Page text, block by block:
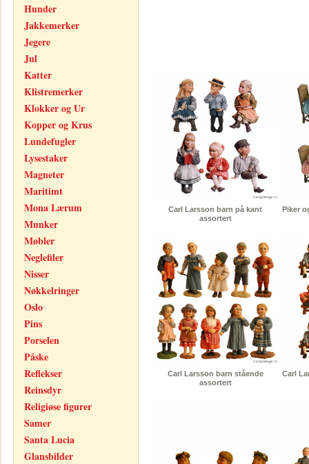
Hunder
Jakkemerker
Jegere
Jul
Katter
Klistremerker
Klokker og Ur
Kopper og Krus
Lundefugler
Lysestaker
Magneter
Maritimt
Mona Lærum
Munker
Møbler
Neglefiler
Nisser
Nøkkelringer
Oslo
Pins
Porselen
Påske
Reflekser
Reinsdyr
Religiøse figurer
Samer
Santa Lucia
Glansbilder
Carl Larsson barn på kant
assortert
Piker
Carl Larsson barn stående
assortert
Carl